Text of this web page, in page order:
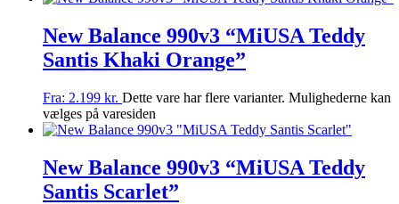
New Balance 990v3 “MiUSA Teddy
Santis Khaki Orange”
Fra: 2.199 kr. Dette vare har flere varianter. Mulighederne kan
vælges på varesiden
New Balance 990v3 “MiUSA Teddy
Santis Scarlet”